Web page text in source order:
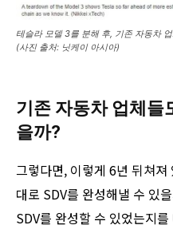
테슬라 모델 3를 분해 후, 기존 자동차
(사진 출처: 닛케이 아시아)
기존 자동차 업체들
을까?
그렇다면, 이렇게 6년 뒤쳐
대로 SDV를 완성해낼 수 있
SDV를 완성할 수 있었는지